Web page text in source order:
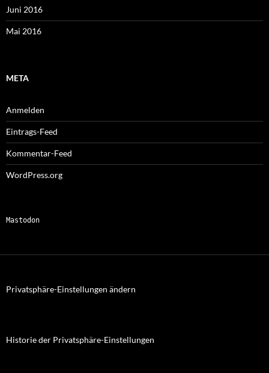
Juni 2016
Mai 2016
META
Anmelden
Eintrags-Feed
Kommentar-Feed
WordPress.org
Mastodon
Privatsphäre-Einstellungen ändern
Historie der Privatsphäre-Einstellungen